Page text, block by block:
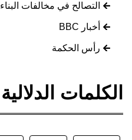
التصالح في مخالفات البناء
أخبار BBC
رأس الحكمة
الكلمات الدلالية